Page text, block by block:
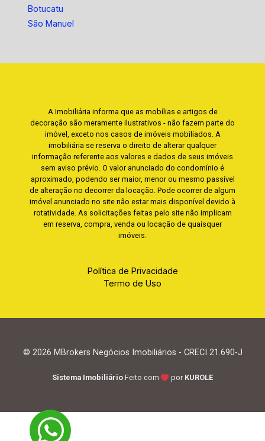
Botucatu
São Manuel
A Imobiliária informa que as mobílias e artigos de
decoração são meramente ilustrativos - não fazem parte do
imóvel, exceto nos casos de imóveis mobiliados. A
imobiliária se reserva o direito de alterar qualquer
informação referente aos valores e dados de seus imóveis
sem aviso prévio. O valor anunciado do condomínio é
aproximado, podendo ser maior, menor ou mesmo passível
de alteração no decorrer da locação. Pode ocorrer de algum
imóvel anunciado no site não estar mais disponível devido à
rotatividade. As solicitações feitas pelo site não implicam
em reserva, compra, venda ou locação de quaisquer
imóveis.
Política de Privacidade
Termo de Uso
© 2026 MBrokers Negócios Imobiliários - CRECI 21.690-J
Sistema Imobiliário Feito com por KUROLE